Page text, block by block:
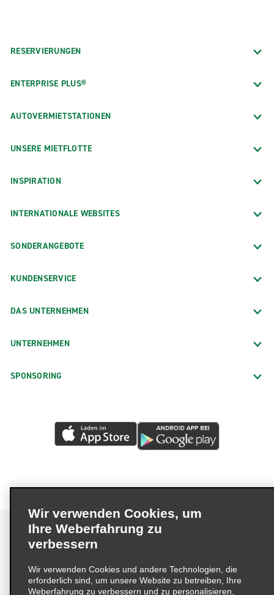
RESERVIERUNGEN
ENTERPRISE PLUS®
AUTOVERMIETSTATIONEN
UNSERE MIETFLOTTE
INSPIRATION
INTERNATIONALE WEBSITES
SONDERANGEBOTE
KUNDENSERVICE
DAS UNTERNEHMEN
UNTERNEHMEN
SPONSORING
Impressum Nutzungsbedingungen
Datenschutzrichtlinie
Cookie-Richtlinie
Datenschutzoptionen
Wir verwenden Cookies, um
Ihre Weberfahrung zu
verbessern
Wir verwenden Cookies und andere Technologien, die
erforderlich sind, um unsere Website zu betreiben, Ihre
Weberfahrung zu verbessern und zu personalisieren,